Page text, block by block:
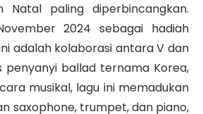
Natal paling diperbincangkan.
2024 sebagai hadiah
adalah kolaborasi antara V dan
penyanyi ballad ternama Korea,
musikal, lagu ini memadukan
saxophone, trumpet, dan piano,